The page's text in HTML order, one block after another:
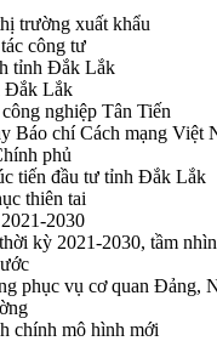
trường xuất khẩu
công tư
tỉnh Đắk Lắk
Đắk Lắk
nghiệp Tân Tiến
Báo chí Cách mạng Việt
phủ
tiến đầu tư tỉnh Đắk Lắk
thiên tai
2030
kỳ 2021-2030, tầm
phục vụ cơ quan Đảng,
chính mô hình mới